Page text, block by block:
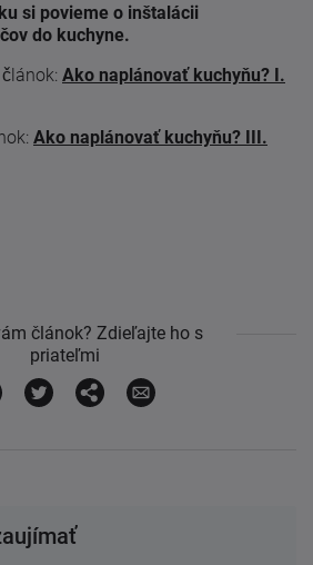
si povieme o inštalácii
do kuchyne.
Ako naplánovať kuchyňu? I.
Ako naplánovať kuchyňu? III.
článok? Zdieľajte ho s
priateľmi